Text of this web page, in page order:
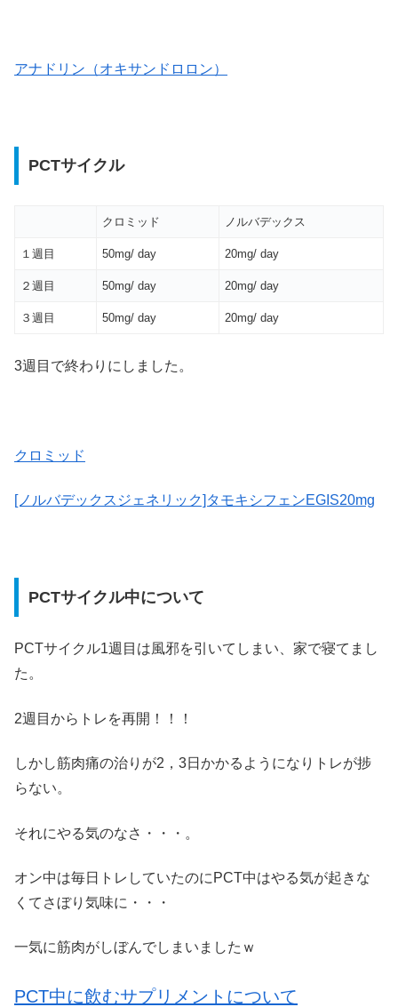
アナドリン（オキサンドロロン）
PCTサイクル
クロミッド ノルバデックス
１週目 50mg/ day 20mg/ day
２週目 50mg/ day 20mg/ day
３週目 50mg/ day 20mg/ day
3週目で終わりにしました。
クロミッド
[ノルバデックスジェネリック]タモキシフェンEGIS20mg
PCTサイクル中について
PCTサイクル1週目は風邪を引いてしまい、家で寝てまし
た。
2週目からトレを再開！！！
しかし筋肉痛の治りが2，3日かかるようになりトレが捗
らない。
それにやる気のなさ・・・。
オン中は毎日トレしていたのにPCT中はやる気が起きな
くてさぼり気味に・・・
一気に筋肉がしぼんでしまいましたｗ
PCT中に飲むサプリメントについて